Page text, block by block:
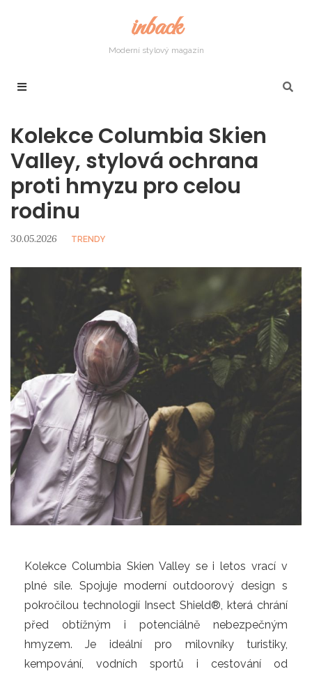
inback
Moderní stylový magazín
Kolekce Columbia Skien
Valley, stylová ochrana
proti hmyzu pro celou
rodinu
30.05.2026 TRENDY
Kolekce Columbia Skien Valley se i letos vrací v
plné síle. Spojuje moderní outdoorový design s
pokročilou technologií Insect Shield®, která chrání
před obtížným i potenciálně nebezpečným
hmyzem. Je ideální pro milovníky turistiky,
kempování, vodních sportů i cestování od